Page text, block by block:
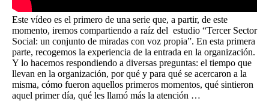
Este vídeo es el primero de una serie que, a partir, de este
momento, iremos compartiendo a raíz del estudio “Tercer Sector
Social: un conjunto de miradas con voz propia”. En esta primera
parte, recogemos la experiencia de la entrada en la organización.
Y lo hacemos respondiendo a diversas preguntas: el tiempo que
llevan en la organización, por qué y para qué se acercaron a la
misma, cómo fueron aquellos primeros momentos, qué sintieron
aquel primer día, qué les llamó más la atención …